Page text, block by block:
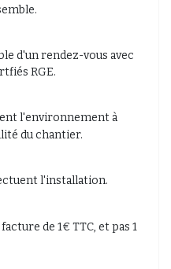
d'un rendez-vous avec
RGE.
l'environnement à
du chantier.
l'installation.
de 1€ TTC, et pas 1